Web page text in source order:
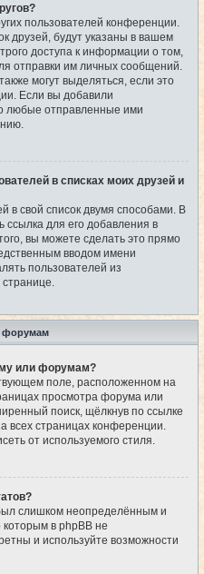
пользователей конференции.
друзей, будут указаны в вашем
доступа к информации о том,
отправки им личных сообщений.
могут выделяться, если это
Если вы добавили
любые отправленные ими
в списках моих друзей и
в свой список двумя способами. В
ссылка для его добавления в
вы можете сделать это прямо
вводом имени
пользователей из
форумам
или форумам?
поле, расположенном на
просмотра форума или
поиск, щёлкнув по ссылке
всех страницах конференции.
от используемого стиля.
слишком неопределённым и
которым в phpBB не
и используйте возможности